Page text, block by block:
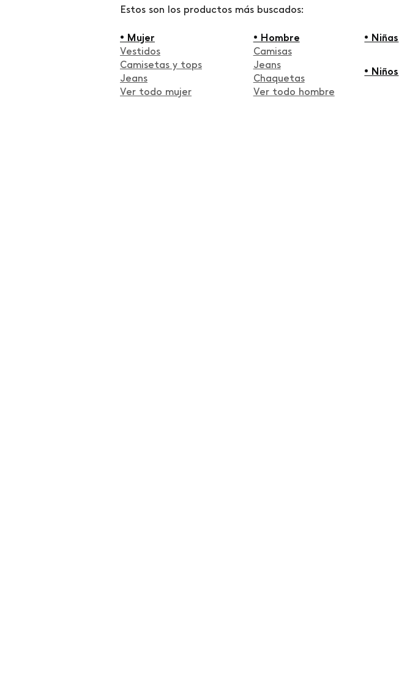
Estos son los productos más buscados:
• Mujer
Vestidos
Camisetas y tops
Jeans
Ver todo mujer
• Hombre
Camisas
Jeans
Chaquetas
Ver todo hombre
• Niñas
• Niños